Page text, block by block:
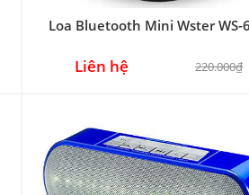
Loa Bluetooth Mini Wster WS-
Liên hệ 220.000₫